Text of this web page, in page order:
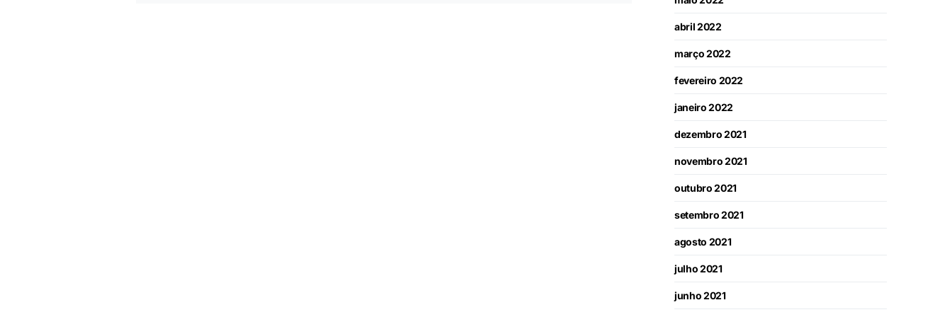
abril 2022
março 2022
fevereiro 2022
janeiro 2022
dezembro 2021
novembro 2021
outubro 2021
setembro 2021
agosto 2021
julho 2021
junho 2021